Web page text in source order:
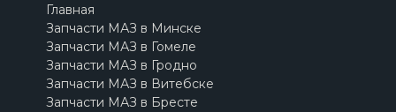
Главная
Запчасти МАЗ в Минске
Запчасти МАЗ в Гомеле
Запчасти МАЗ в Гродно
Запчасти МАЗ в Витебске
Запчасти МАЗ в Бресте